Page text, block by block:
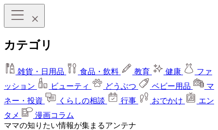
カテゴリ
雑貨・日用品 食品・飲料 教育 健康
ファ
ッション
ビューティ どうぶつ ベビー用品
マ
ネー・投資
くらしの相談 行事 おでかけ
エン
タメ
漫画コラム
ママの知りたい情報が集まるアンテナ